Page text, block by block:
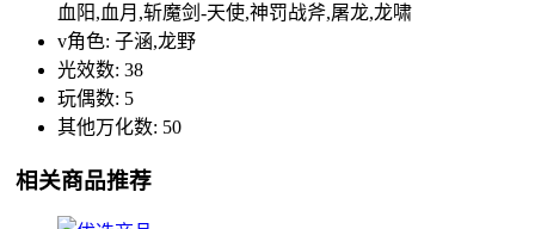
血阳,血月,斩魔剑-天使,神罚战斧,屠龙,龙啸
v角色: 子涵,龙野
光效数: 38
玩偶数: 5
其他万化数: 50
相关商品推荐